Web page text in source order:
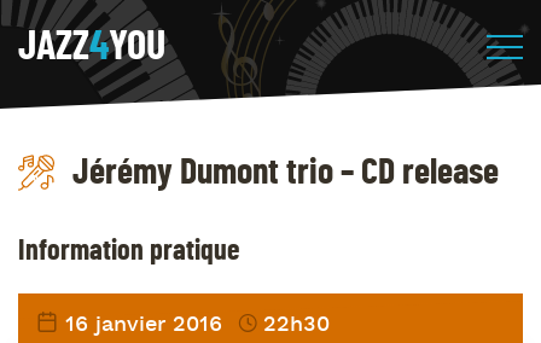
JAZZ4YOU
Jérémy Dumont trio – CD release
Information pratique
16 janvier 2016 22h30